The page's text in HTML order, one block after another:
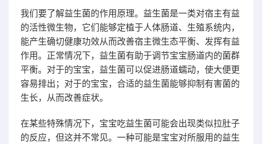
我们要了解益生菌的作用原理。益生菌是一类对宿主有益
的活性微生物，它们能够定植于人体肠道、生殖系统内，
能产生确切健康功效从而改善宿主微生态平衡、发挥有益
作用。正常情况下，益生菌有助于调节宝宝肠道内的菌群
平衡。对于的宝宝，益生菌可以促进肠道蠕动，使大便更
容易排出；对于的宝宝，合适的益生菌能够抑制有害菌的
生长，从而改善症状。
在某些特殊情况下，宝宝吃益生菌可能会出现类似拉肚子
的反应，但这并不常见。一种可能是宝宝对所服用的益生